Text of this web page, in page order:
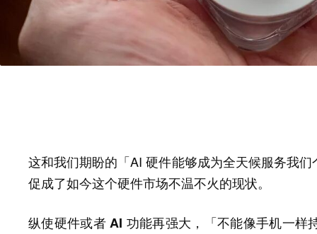
这和我们期盼的「AI 硬件能够成为全天候服务我
促成了如今这个硬件市场不温不火的现状。
纵使硬件或者 AI 功能再强大，「不能像手机一